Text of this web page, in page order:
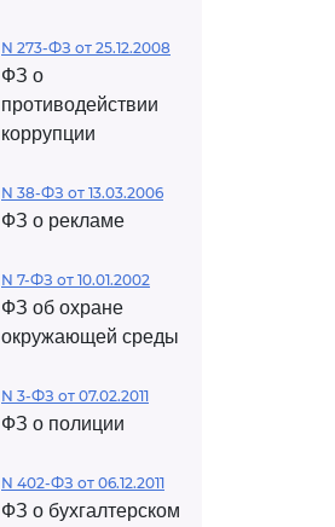
N 273-ФЗ от 25.12.2008
ФЗ о
противодействии
коррупции
N 38-ФЗ от 13.03.2006
ФЗ о рекламе
N 7-ФЗ от 10.01.2002
ФЗ об охране
окружающей среды
N 3-ФЗ от 07.02.2011
ФЗ о полиции
N 402-ФЗ от 06.12.2011
ФЗ о бухгалтерском